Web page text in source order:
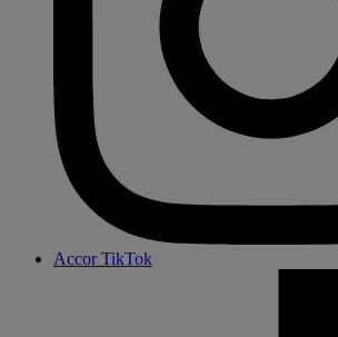
Accor TikTok